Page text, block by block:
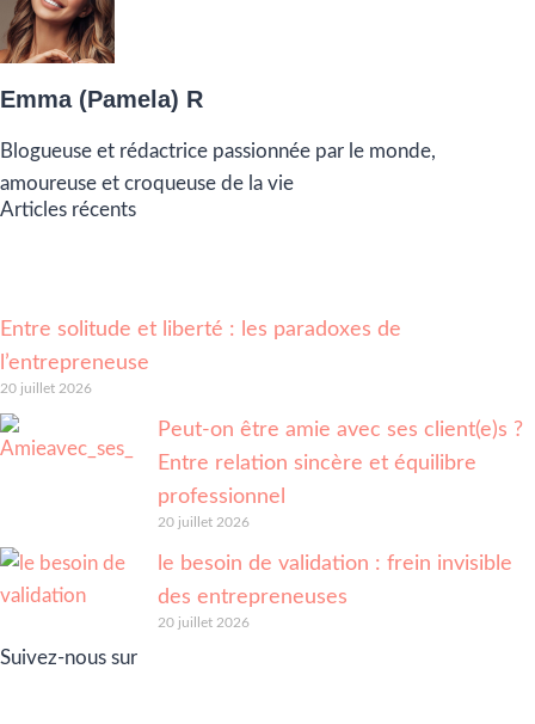
Emma (Pamela) R
Blogueuse et rédactrice passionnée par le monde,
amoureuse et croqueuse de la vie
Articles récents
Entre solitude et liberté : les paradoxes de
l’entrepreneuse
20 juillet 2026
Peut-on être amie avec ses client(e)s ?
Entre relation sincère et équilibre
professionnel
20 juillet 2026
le besoin de validation : frein invisible
des entrepreneuses
20 juillet 2026
Suivez-nous sur